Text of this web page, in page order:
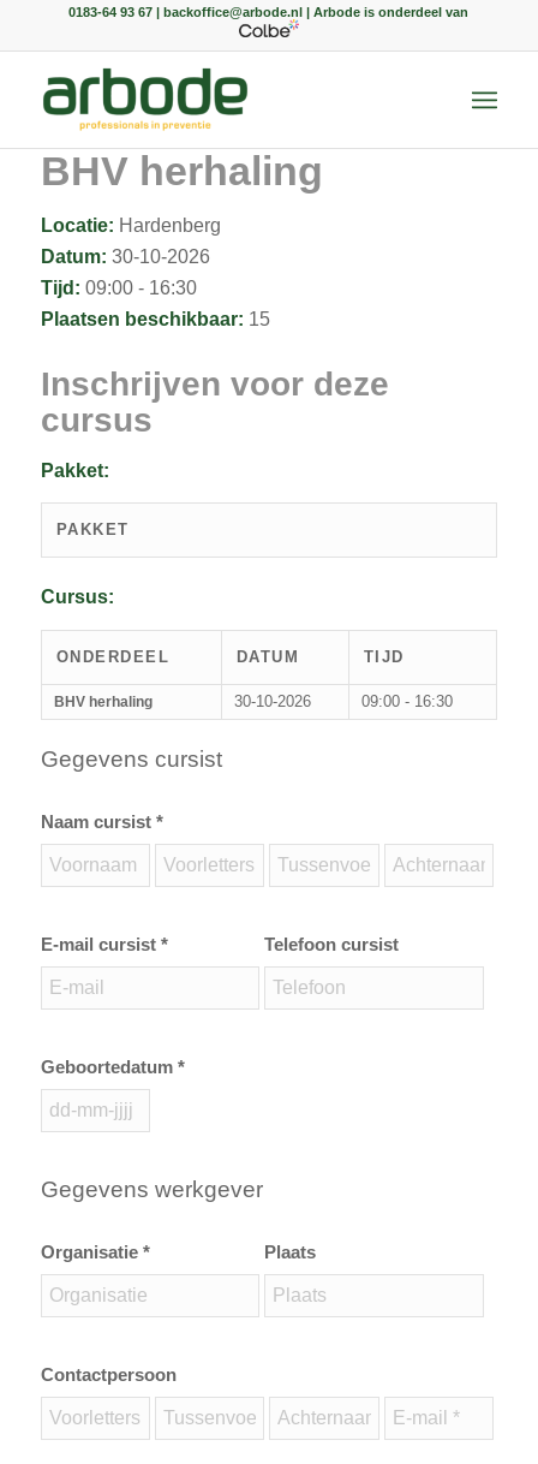
0183-64 93 67 | backoffice@arbode.nl | Arbode is onderdeel van
BHV herhaling
Locatie: Hardenberg
Datum: 30-10-2026
Tijd: 09:00 - 16:30
Plaatsen beschikbaar: 15
Inschrijven voor deze
cursus
Pakket:
PAKKET
Cursus:
ONDERDEEL DATUM TIJD
BHV herhaling 30-10-2026 09:00 - 16:30
Gegevens cursist
Naam cursist *
E-mail cursist * Telefoon cursist
Geboortedatum *
Gegevens werkgever
Organisatie * Plaats
Contactpersoon